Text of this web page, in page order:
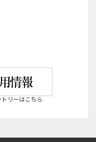
リーはこちら